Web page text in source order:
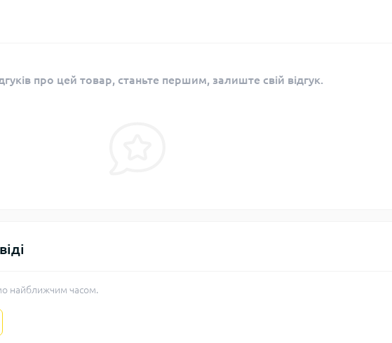
про цей товар, станьте першим, залиште свій відгук.
найближчим часом.